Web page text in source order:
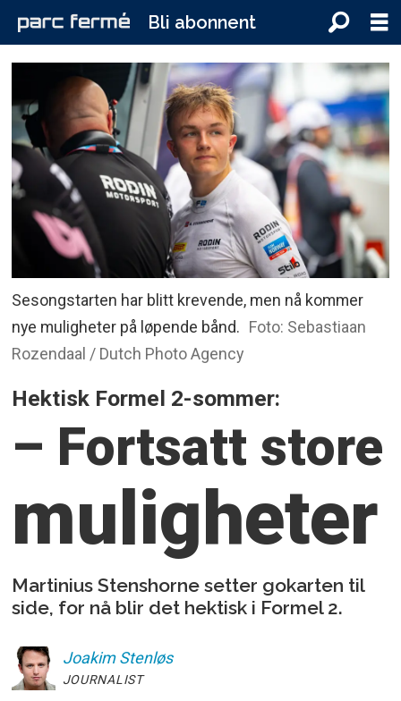
Bli abonnent
Sesongstarten har blitt krevende, men nå kommer
nye muligheter på løpende bånd. Foto: Sebastiaan
Rozendaal / Dutch Photo Agency
Hektisk Formel 2-sommer:
– Fortsatt store
muligheter
Martinius Stenshorne setter gokarten til
side, for nå blir det hektisk i Formel 2.
Joakim Stenløs
JOURNALIST